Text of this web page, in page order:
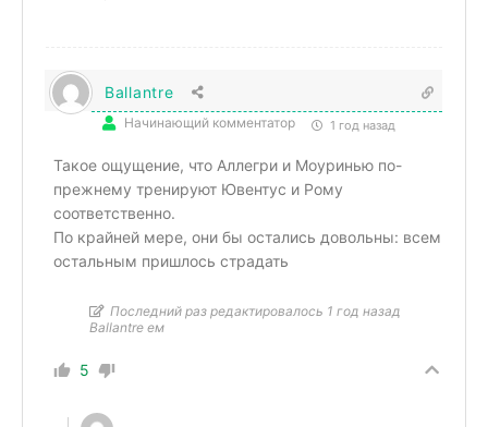
Ballantre
Начинающий комментатор 1 год назад
Такое ощущение, что Аллегри и Моуринью по-
прежнему тренируют Ювентус и Рому
соответственно.
По крайней мере, они бы остались довольны: всем
остальным пришлось страдать
Последний раз редактировалось 1 год назад
Ballantre ем
5